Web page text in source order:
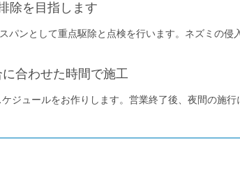
除を目指します
パンとして重点駆除と点検を行います。ネズミの侵
合わせた時間で施工
ジュールをお作りします。営業終了後、夜間の施行